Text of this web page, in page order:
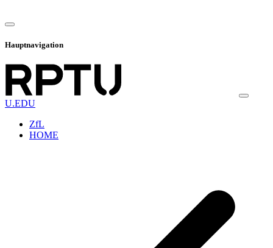
Hauptnavigation
U.EDU
ZfL
HOME